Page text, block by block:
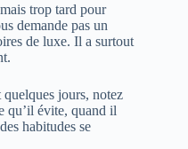
trop tard pour
demande pas un
de luxe. Il a surtout
quelques jours, notez
qu’il évite, quand il
habitudes se